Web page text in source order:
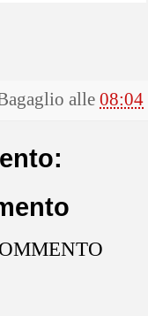
alle 08:04